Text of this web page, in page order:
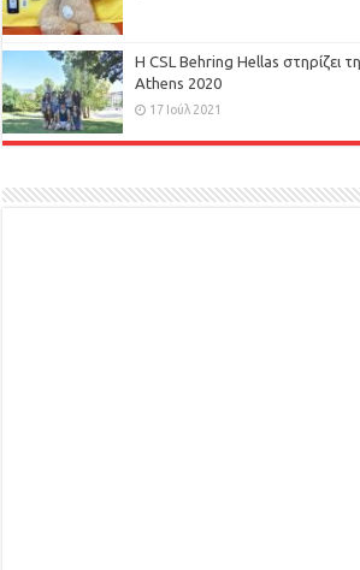
H CSL Behring Hellas στηρίζει
Athens 2020
17 Ιούλ 2021